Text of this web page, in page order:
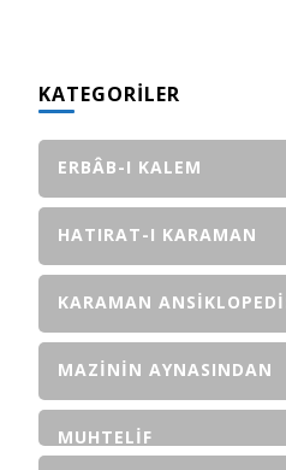
KATEGORILER
ERBÂB-I KALEM
HATIRAT-I KARAMAN
KARAMAN
MAZININ AYNASINDAN
MUHTELIF